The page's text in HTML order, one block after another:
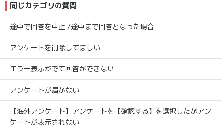
同じカテゴリの質問
途中で回答を中止 /途中まで回答となった場合
アンケートを削除してほしい
エラー表示がでて回答ができない
アンケートが届かない
【海外アンケート】アンケートを【確認する】を選択したがアン
ケートが表示されない